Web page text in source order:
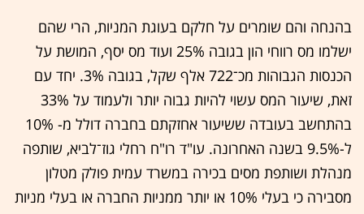
בהנחה והם שומרים על חלקם בעוגת המניות, הרי שהם
ישלמו מס רווחי הון בגובה 25% ועוד מס יסף, המושת על
הכנסות הגבוהות מכ־722 אלף שקל, בגובה 3%. יחד עם
זאת, שיעור המס עשוי להיות גבוה יותר ולעמוד על 33%
בהתחשב בעובדה ששיעור אחזקתם בחברה דולל מ- 10%
ל-9.5% בשנה האחרונה. עו"ד רו"ח רחלי גוז־לביא, שותפה
מנהלת ושותפת מסים בכירה במשרד עמית פולק מטלון
מסבירה כי בעלי 10% או יותר ממניות החברה או בעלי מניות